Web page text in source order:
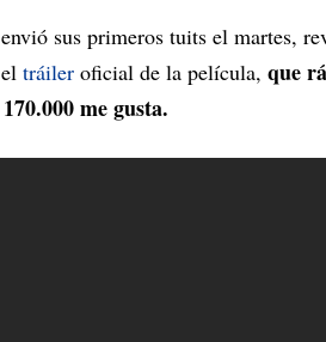
envió sus primeros tuits el martes,
tráiler oficial de la película, que
me gusta.